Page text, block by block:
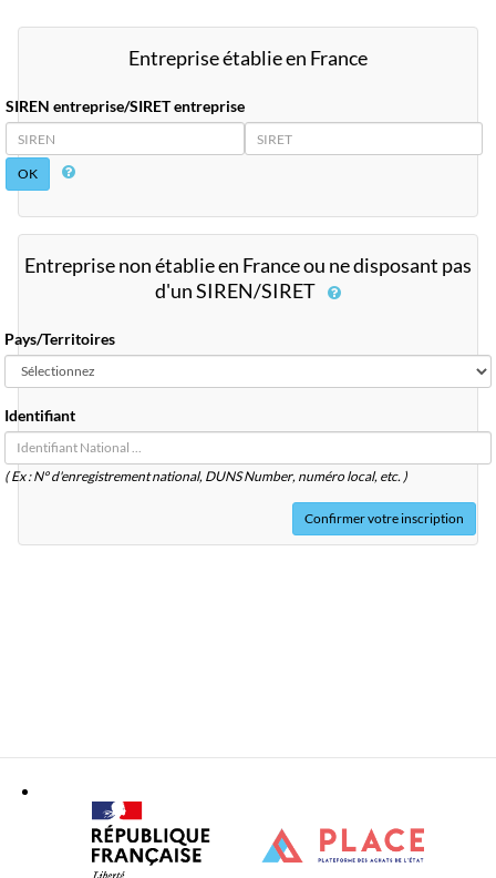
Entreprise établie en France
SIREN entreprise/SIRET entreprise
SIREN
SIRET
Entreprise non établie en France ou ne disposant pas
d'un SIREN/SIRET
Pays/Territoires
Identifiant
( Ex : N° d'enregistrement national, DUNSNumber, numéro local, etc. )